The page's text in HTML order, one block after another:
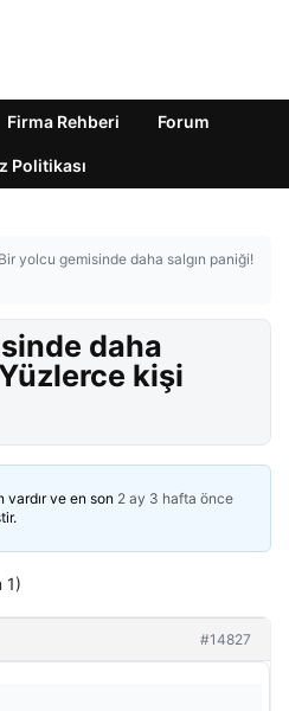
Firma Rehberi Forum
Politikası
Bir yolcu gemisinde daha salgın paniği!
daha
kişi
vardır ve en son 2 ay 3 hafta önce
1)
#14827